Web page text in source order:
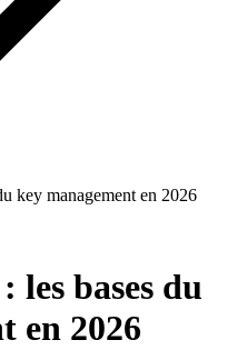
key management en 2026
les bases du
en 2026